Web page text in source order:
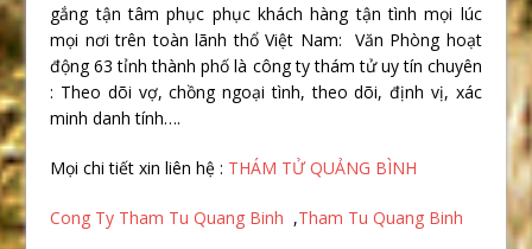
gắng tận tâm phục phục khách hàng tận tình mọi lúc
mọi nơi trên toàn lãnh thổ Việt Nam: Văn Phòng hoạt
động 63 tỉnh thành phố là công ty thám tử uy tín chuyên
: Theo dõi vợ, chồng ngoại tình, theo dõi, định vị, xác
minh danh tính….
Mọi chi tiết xin liên hệ : THÁM TỬ QUẢNG BÌNH
Cong Ty Tham Tu Quang Binh ,Tham Tu Quang Binh